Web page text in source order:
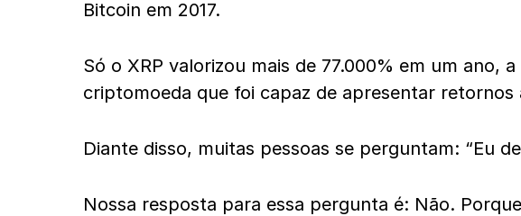
Bitcoin em 2017.
Só o XRP valorizou mais de 77.000% em um ano,
criptomoeda que foi capaz de apresentar retornos
Diante disso, muitas pessoas se perguntam: “Eu
Nossa resposta para essa pergunta é: Não.